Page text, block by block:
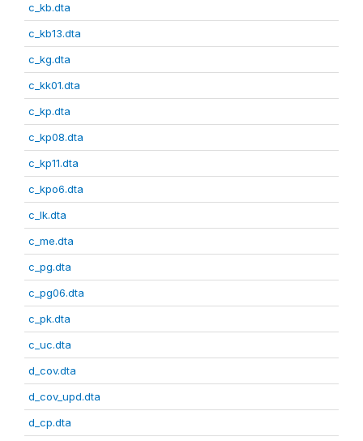
c_kb.dta
c_kb13.dta
c_kg.dta
c_kk01.dta
c_kp.dta
c_kp08.dta
c_kp11.dta
c_kpo6.dta
c_lk.dta
c_me.dta
c_pg.dta
c_pg06.dta
c_pk.dta
c_uc.dta
d_cov.dta
d_cov_upd.dta
d_cp.dta